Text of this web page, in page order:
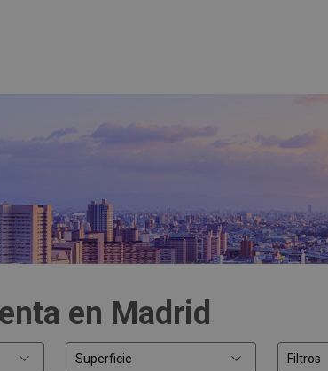
en Madrid
Superficie Filtros